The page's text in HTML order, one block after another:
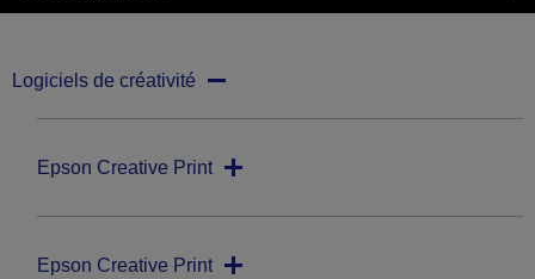
Logiciels de créativité
Epson Creative Print
Epson Creative Print